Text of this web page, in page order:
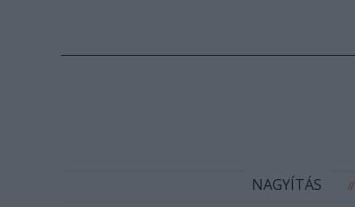
NAGYÍTÁS //